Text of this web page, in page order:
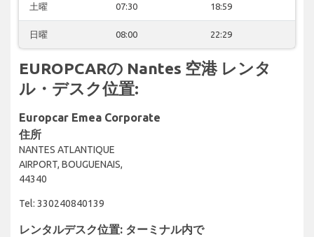
土曜 07:30 18:59
日曜 08:00 22:29
EUROPCARの Nantes 空港 レンタ
ル・デスク位置:
Europcar Emea Corporate
住所
NANTES ATLANTIQUE
AIRPORT, BOUGUENAIS,
44340
Tel: 330240840139
レンタルデスク位置: ターミナル内で